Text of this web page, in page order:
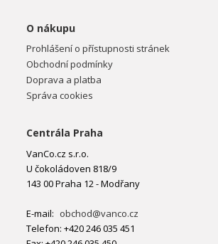
O nákupu
Prohlášení o přístupnosti stránek
Obchodní podmínky
Doprava a platba
Správa cookies
Centrála Praha
VanCo.cz s.r.o.
U čokoládoven 818/9
143 00 Praha 12 - Modřany
E-mail: obchod@vanco.cz
Telefon: +420 246 035 451